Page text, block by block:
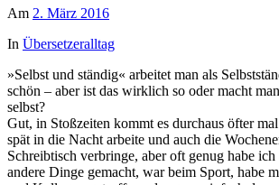
Am 2. März 2016
In Übersetzeralltag
»Selbst und ständig« arbeitet man als
schön – aber ist das wirklich so oder macht
selbst?
Gut, in Stoßzeiten kommt es durchaus öfter
spät in die Nacht arbeite und auch die
Schreibtisch verbringe, aber oft genug habe ich
andere Dinge gemacht, war beim Sport, habe